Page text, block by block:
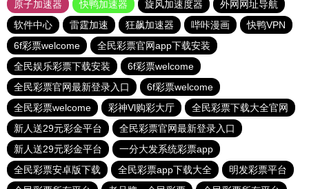
原子加速器
快鸭加速器 旋风加速度器
外网网址导航
软件中心
雷霆加速 狂飙加速器 哔咔漫画
快鸭VPN
6f彩票welcome
全民彩票官网app下载安装
全民娱乐彩票下载安装
6f彩票welcome
全民彩票官网最新登录入口
6f彩票welcome
全民彩票welcome
彩神Vl购彩大厅
全民彩票下载大全官网
新人送29元彩金平台
全民彩票官网最新登录入口
新人送29元彩金平台
一分大发系统彩票app
全民彩票安卓版下载
全民彩票app下载大全
明发彩票平台